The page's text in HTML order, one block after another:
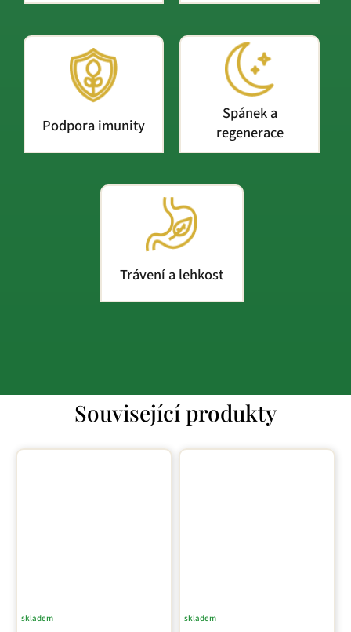
Podpora imunity
Spánek a
regenerace
Trávení a lehkost
Související produkty
skladem skladem